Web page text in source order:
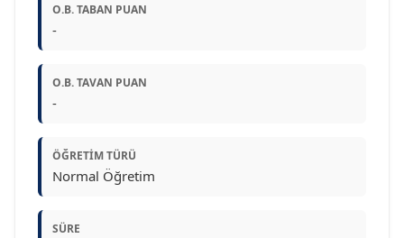
O.B. TABAN PUAN
-
O.B. TAVAN PUAN
-
ÖĞRETIM TÜRÜ
Normal Öğretim
SÜRE